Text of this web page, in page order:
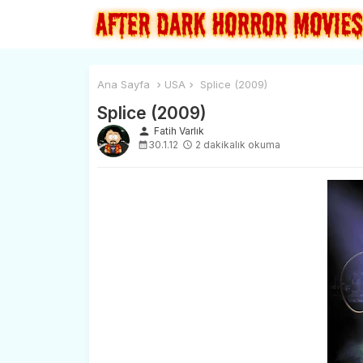
Ana Sayfa USA Splice (2009)
Splice (2009)
person Fatih Varlık
30.1.12
2 dakikalık okuma